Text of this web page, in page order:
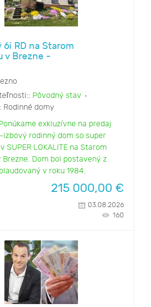
RD na Starom
v Brezne -
Pôvodný stav
Rodinné domy
exkluzívne na predaj
rodinný dom so super
SUPER LOKALITE na Starom
Brezne. Dom bol postavený z
v roku 1984.
215 000,00 €
03.08.2026
160